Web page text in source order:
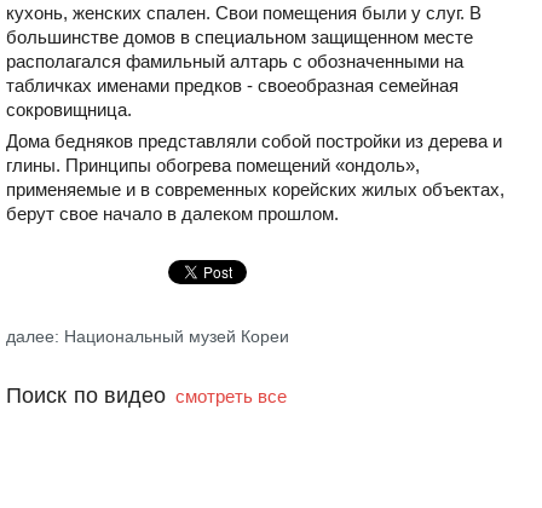
кухонь, женских спален. Свои помещения были у слуг. В
большинстве домов в специальном защищенном месте
располагался фамильный алтарь с обозначенными на
табличках именами предков - своеобразная семейная
сокровищница.
Дома бедняков представляли собой постройки из дерева и
глины. Принципы обогрева помещений «ондоль»,
применяемые и в современных корейских жилых объектах,
берут свое начало в далеком прошлом.
далее: Национальный музей Кореи
Поиск по видео смотреть все